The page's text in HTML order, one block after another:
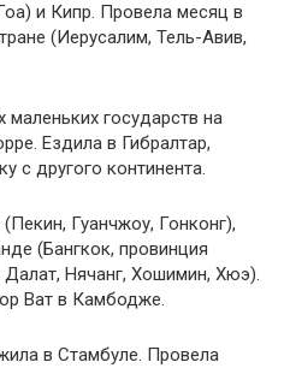
и Кипр. Провела месяц в
(Иерусалим, Тель-Авив,
государств на
Ездила в Гибралтар,
с другого континента.
Гуанчжоу, Гонконг),
(Бангкок, провинция
Нячанг, Хошимин, Хюэ).
Ват в Камбодже.
в Стамбуле. Провела